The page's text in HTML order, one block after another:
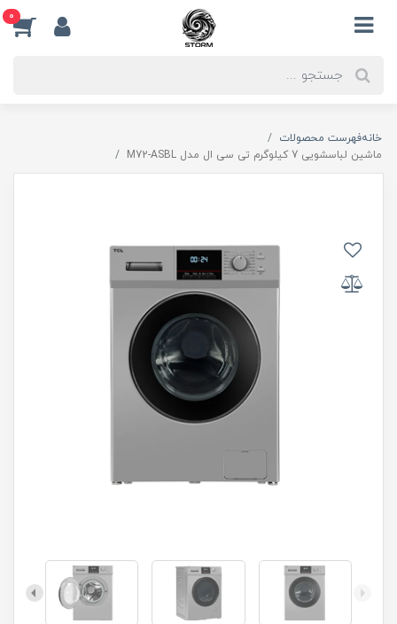
0
خانهفهرست محصولات
ماشین لباسشویی 7 کیلوگرم تی سی ال مدل M72-ASBL